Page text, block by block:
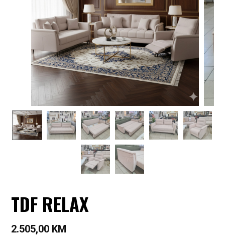
TDF RELAX
2.505,00 KM